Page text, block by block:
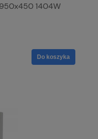
1404W
Do koszyka